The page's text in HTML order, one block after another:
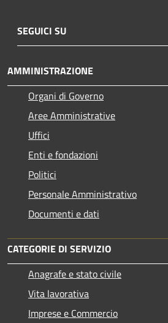
SEGUICI SU
AMMINISTRAZIONE
Organi di Governo
Aree Amministrative
Uffici
Enti e fondazioni
Politici
Personale Amministrativo
Documenti e dati
CATEGORIE DI SERVIZIO
Anagrafe e stato civile
Vita lavorativa
Imprese e Commercio